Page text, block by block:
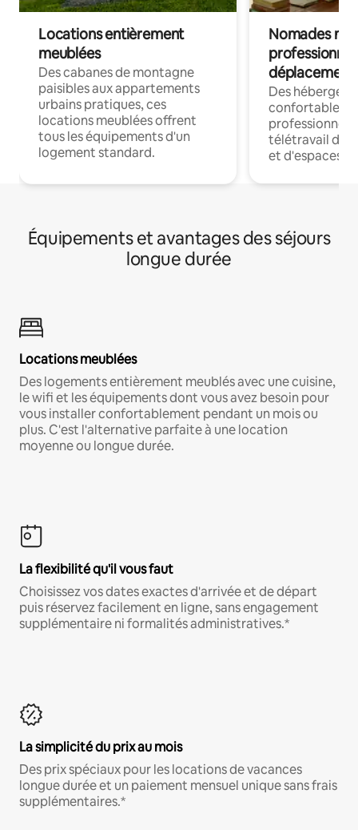
Locations entièrement
meublées
Des cabanes de montagne
paisibles aux appartements
urbains pratiques, ces
locations meublées offrent
tous les équipements d'un
logement standard.
Nomades
déplacement
Des
confortables
professionnels
télétravail
et d'espaces
Équipements et avantages des séjours
longue durée
Locations meublées
Des logements entièrement meublés avec une cuisine,
le wifi et les équipements dont vous avez besoin pour
vous installer confortablement pendant un mois ou
plus. C'est l'alternative parfaite à une location
moyenne ou longue durée.
La flexibilité qu'il vous faut
Choisissez vos dates exactes d'arrivée et de départ
puis réservez facilement en ligne, sans engagement
supplémentaire ni formalités administratives.*
La simplicité du prix au mois
Des prix spéciaux pour les locations de vacances
longue durée et un paiement mensuel unique sans frais
supplémentaires.*